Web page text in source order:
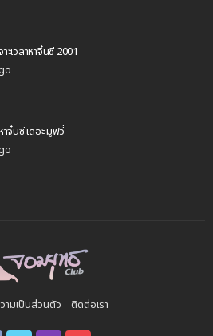
ะเวลาหาจิ๋นซี 2001
าจิ๋นซี เดอะ มูฟวี่
ามเป็นส่วนตัว ติดต่อเรา